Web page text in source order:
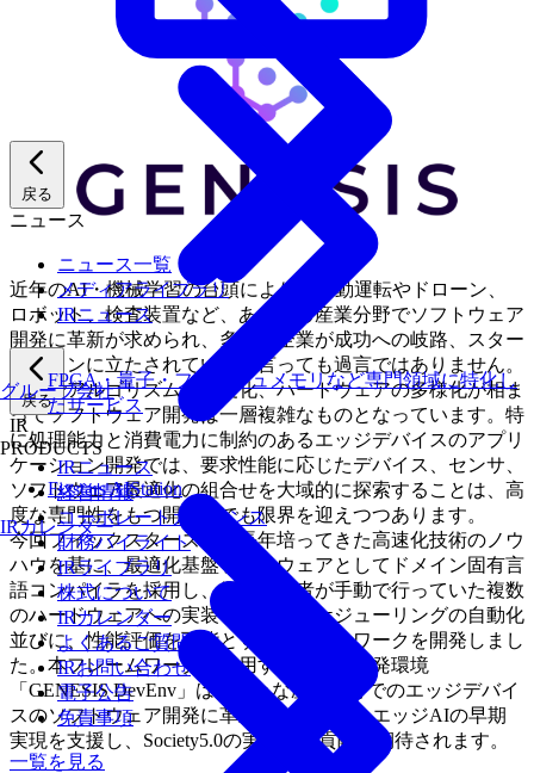
戻る
ニュース
ニュース一覧
メディアライブラリ
IRニュース
戻る
IR
IRニュース
経営情報
コーポレートガバナンス
財務ハイライト
IRライブラリ
株式について
IRカレンダー
よくあるご質問
IRお問い合わせ
電子公告
免責事項
一覧を見る
グループ会社
FPGA・量子・フラッシュメモリなど専門領域に特化し
たサービス
PRODUCTS
Fixstars AIStation
IRカレンダー
近年のAI・機械学習の台頭により、自動運転やドローン、
ロボット、検査装置など、あらゆる産業分野でソフトウェア
開発に革新が求められ、多くの企業が成功への岐路、スター
トラインに立たされていると言っても過言ではありません。
一方でアルゴリズムの高度化、ハードウェアの多様化が相ま
ってソフトウェア開発は一層複雑なものとなっています。特
に処理能力と消費電力に制約のあるエッジデバイスのアプリ
ケーション開発では、要求性能に応じたデバイス、センサ、
ソフトウェア最適化の組合せを大域的に探索することは、高
度な専門性をもつ開発者でも限界を迎えつつあります。
今回フィックスターズは、長年培ってきた高速化技術のノウ
ハウを基に、最適化基盤ソフトウェアとしてドメイン固有言
語コンパイラを採用し、従来開発者が手動で行っていた複数
のハードウェアへの実装や最適化スケジューリングの自動化
並びに、性能評価を可能とするフレームワークを開発しまし
た。本フレームワークを活用するための開発環境
「GENESIS DevEnv」は、様々な産業分野でのエッジデバイ
スのソフトウェア開発に革新をもたらし、エッジAIの早期
実現を支援し、Society5.0の実現にも貢献が期待されます。